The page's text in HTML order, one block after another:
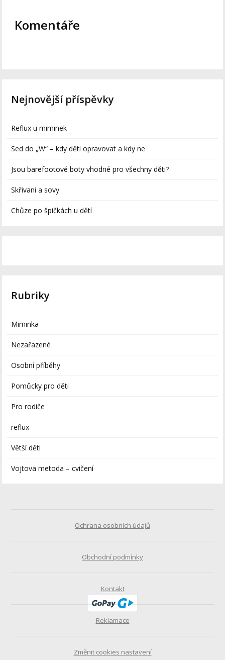
Komentáře
Nejnovější příspěvky
Reflux u miminek
Sed do „W“ – kdy děti opravovat a kdy ne
Jsou barefootové boty vhodné pro všechny děti?
Skřivani a sovy
Chůze po špičkách u dětí
Rubriky
Miminka
Nezařazené
Osobní příběhy
Pomůcky pro děti
Pro rodiče
reflux
Větší děti
Vojtova metoda – cvičení
Ochrana osobních údajů
Obchodní podmínky
Kontakt
Reklamace
Změnit cookies nastavení